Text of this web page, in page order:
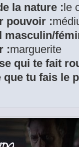
la nature : le
pouvoir :
masculin/
:marguerite
qui te fait
que tu fais le